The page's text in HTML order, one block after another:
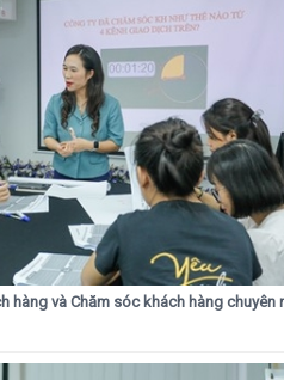
hàng và Chăm sóc khách hàng chuyên